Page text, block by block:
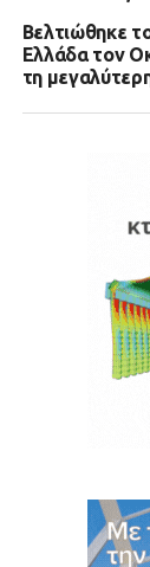
Βελτιώθηκε
Ελλάδα τον
τη